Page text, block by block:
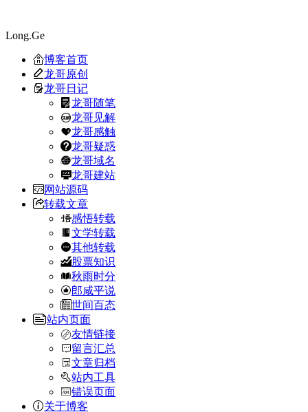
Long.Ge
博客首页
龙哥原创
龙哥日记
龙哥随笔
龙哥见解
龙哥感触
龙哥疑惑
龙哥域名
龙哥建站
网站源码
转载文章
感悟转载
文学转载
其他转载
股票知识
秋雨时分
郎咸平说
世间百态
站内页面
友情链接
留言汇总
文章归档
站内工具
错误页面
关于博客